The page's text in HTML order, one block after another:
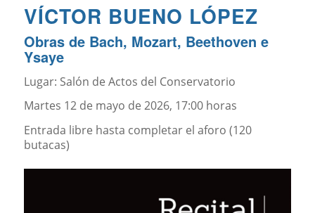
VÍCTOR BUENO LÓPEZ
Obras de Bach, Mozart, Beethoven e
Ysaye
Lugar: Salón de Actos del Conservatorio
Martes 12 de mayo de 2026, 17:00 horas
Entrada libre hasta completar el aforo (120
butacas)